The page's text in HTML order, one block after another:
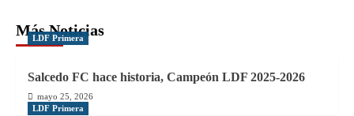
Más Noticias
LDF Primera
Salcedo FC hace historia, Campeón LDF 2025-2026
mayo 25, 2026
LDF Primera